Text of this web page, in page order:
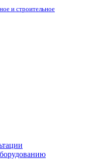
и строительное